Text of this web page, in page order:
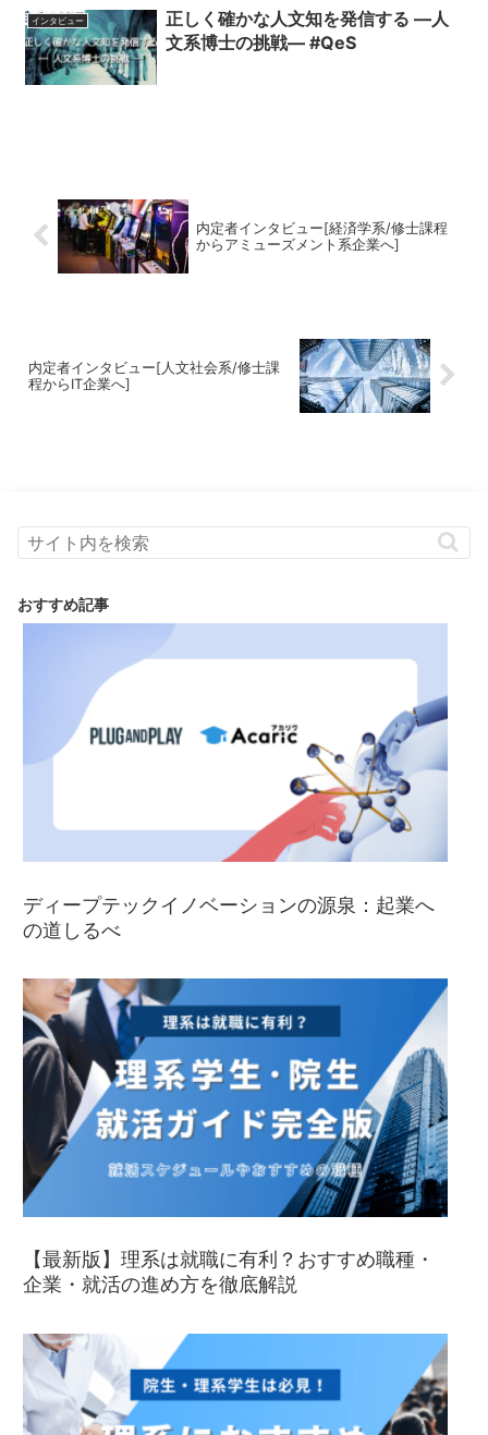
インタビュー
正しく確かな人文知を発信する ―人
文系博士の挑戦― #QeS
内定者インタビュー[経済学系/修士課程
からアミューズメント系企業へ]
内定者インタビュー[人文社会系/修士課
程からIT企業へ]
おすすめ記事
ディープテックイノベーションの源泉：起業へ
の道しるべ
【最新版】理系は就職に有利？おすすめ職種・
企業・就活の進め方を徹底解説